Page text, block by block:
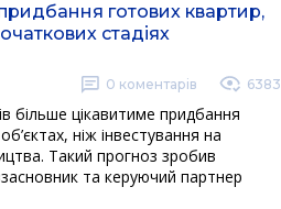
готових квартир,
стадіях
0 коментарів 6383
більше цікавитиме придбання
ніж інвестування на
Такий прогноз зробив
та керуючий партнер